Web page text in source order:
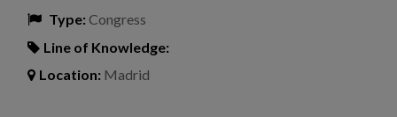
Type:Congress
Line of Knowledge:
Location: Madrid